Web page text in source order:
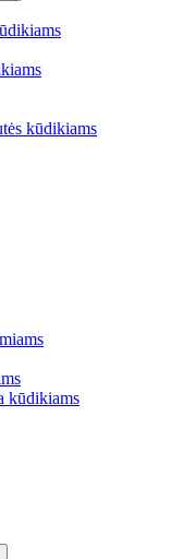
kūdikiams
kūdikiams